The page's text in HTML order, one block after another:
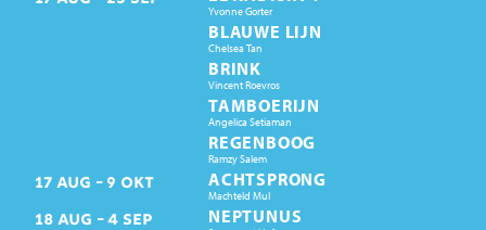
Yvonne Gorter
BLAUWE LIJN
Chelsea Tan
BRINK
Vincent Roevros
TAMBOERIJN
Angelica Setiaman
REGENBOOG
Ramzy Salem
17 AUG 9 OKT ACHTSPRONG
Machteld Mul
18 AUG 4 SEP NEPTUNUS